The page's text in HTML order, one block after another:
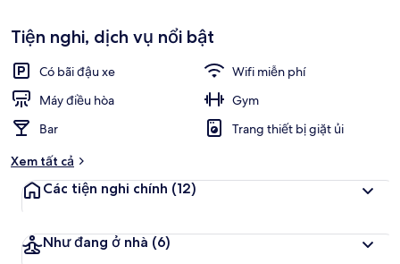
Tiện nghi, dịch vụ nổi bật
Có bãi đậu xe
Wifi miễn phí
Máy điều hòa
Gym
Bar
Trang thiết bị giặt ủi
Xem tất cả
Các tiện nghi chính (12)
Như đang ở nhà (6)